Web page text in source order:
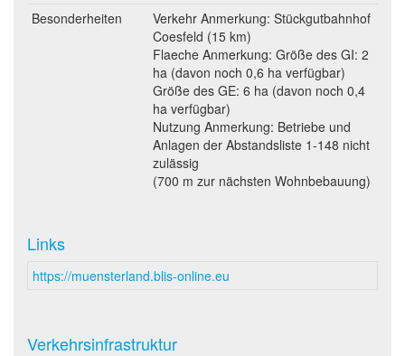
Besonderheiten
Verkehr Anmerkung: Stückgutbahnhof
Coesfeld (15 km)
Flaeche Anmerkung: Größe des GI: 2
ha (davon noch 0,6 ha verfügbar)
Größe des GE: 6 ha (davon noch 0,4
ha verfügbar)
Nutzung Anmerkung: Betriebe und
Anlagen der Abstandsliste 1-148 nicht
zulässig
(700 m zur nächsten Wohnbebauung)
Links
https://muensterland.blis-online.eu
Verkehrsinfrastruktur